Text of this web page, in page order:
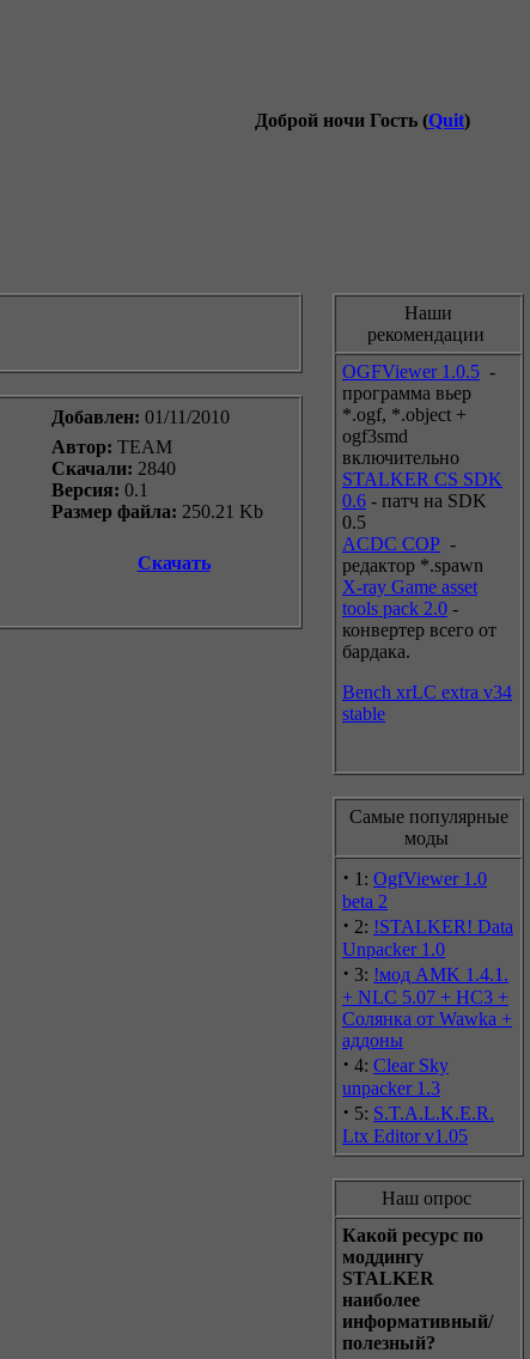
Доброй ночи Гость (Quit)
Добавлен: 01/11/2010
Автор: TEAM
Скачали: 2840
Версия: 0.1
Размер файла: 250.21 Kb
Скачать
Наши
рекомендации
OGFViewer 1.0.5 -
программа вьер
*.ogf, *.object +
ogf3smd
включительно
STALKER CS SDK
0.6 - патч на SDK
0.5
ACDC COP -
редактор *.spawn
X-ray Game asset
tools pack 2.0 -
конвертер всего от
бардака.
Bench xrLC extra v34
stable
Самые популярные
моды
· 1: OgfViewer 1.0
beta 2
· 2: !STALKER! Data
Unpacker 1.0
· 3: !мод AMK 1.4.1.
+ NLC 5.07 + НС3 +
Солянка от Wawka +
аддоны
· 4: Clear Sky
unpacker 1.3
· 5: S.T.A.L.K.E.R.
Ltx Editor v1.05
Наш опрос
Какой ресурс по
моддингу
STALKER
наиболее
информативный/
полезный?